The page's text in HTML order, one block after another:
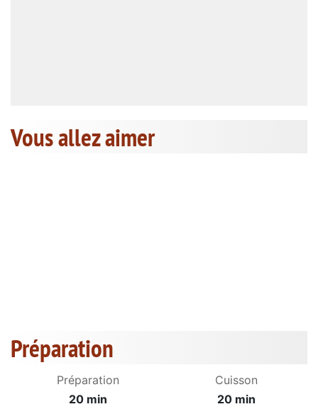
Vous allez aimer
Préparation
Préparation
20 min
Cuisson
20 min